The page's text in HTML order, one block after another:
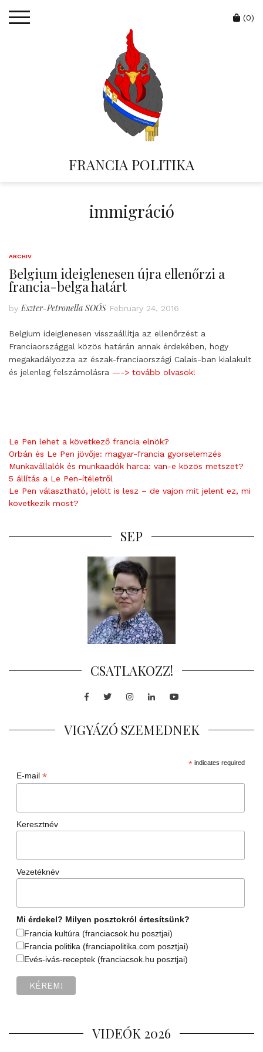
FRANCIA POLITIKA
Cart
(0)
immigráció
ARCHIV
Belgium ideiglenesen újra ellenőrzi a
francia-belga határt
by Eszter-Petronella SOÓS February 24, 2016
Belgium ideiglenesen visszaállítja az ellenőrzést a
Franciaországgal közös határán annak érdekében, hogy
megakadályozza az észak-franciaországi Calais-ban kialakult
és jelenleg felszámolásra —-> tovább olvasok!
Le Pen lehet a következő francia elnök?
Orbán és Le Pen jövője: magyar-francia gyorselemzés
Munkavállalók és munkaadók harca: van-e közös metszet?
5 állítás a Le Pen-ítéletről
Le Pen választható, jelölt is lesz – de vajon mit jelent ez, mi
következik most?
SEP
CSATLAKOZZ!
Facebook
TwitterInstagram
LinkedInYoutube
VIGYÁZÓ SZEMEDNEK
*indicates required
E-mail *
Keresztnév
Vezetéknév
Mi érdekel? Milyen posztokról értesítsünk?
Francia kultúra (franciacsok.hu posztjai)
Francia politika (franciapolitika.com posztjai)
Evés-ivás-receptek (franciacsok.hu posztjai)
VIDEÓK 2026